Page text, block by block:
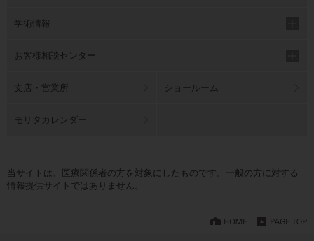
学術情報
お客様相談センター
支店・営業所 ショールーム
モリタカレンダー
当サイトは、医療関係者の方を対象にしたものです。一般の方に対する
情報提供サイトではありません。